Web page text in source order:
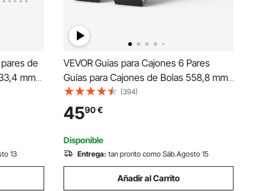
pares de
mm
Riel
inferior
cocina
13
VEVOR Guías para Cajones 6 Pares
Guías para Cajones de Bolas 558,8 mm
Cierre Suave y Silencioso 45,4 kg Riel
Guía de Acero de Montaje Lateral
Extensión Completa para Estante de
Gabinete de Cocina
(394)
4590€
Disponible
Entrega: tan pronto como Sáb.Agosto 15
Añadir al Carrito